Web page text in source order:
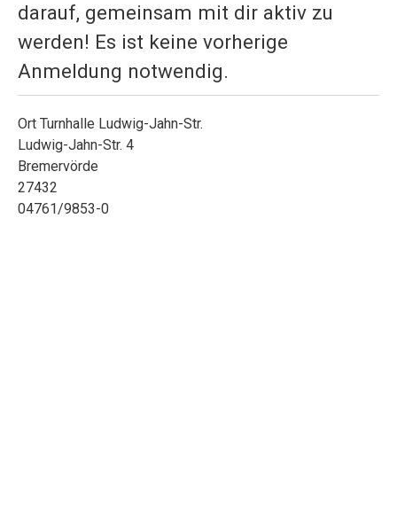
darauf, gemeinsam mit dir aktiv zu
werden! Es ist keine vorherige
Anmeldung notwendig.
Ort Turnhalle Ludwig-Jahn-Str.
Ludwig-Jahn-Str. 4
Bremervörde
27432
04761/9853-0